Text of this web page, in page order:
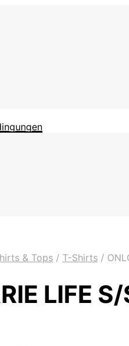
& Tops / T-Shirts /
LIFE